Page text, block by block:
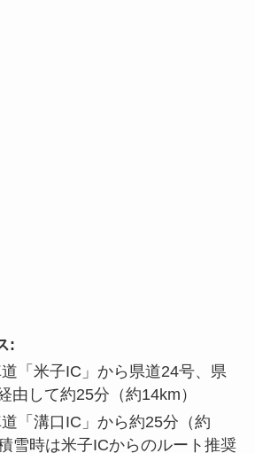
:
「米子IC」から県道24号、県
由して約25分（約14km）
「溝口IC」から約25分（約
雪時は米子ICからのルート推奨